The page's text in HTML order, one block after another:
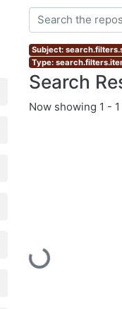
Subject:
Type:
Search
Now showing 1 -
Loading...